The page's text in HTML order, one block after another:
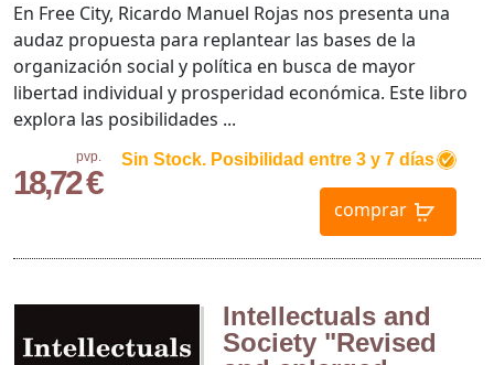
pvp.
18,72 €
Sin Stock. Posibilidad entre 3 y 7 días
comprar
En Free City, Ricardo Manuel Rojas nos presenta una
audaz propuesta para replantear las bases de la
organización social y política en busca de mayor
libertad individual y prosperidad económica. Este libro
explora las posibilidades ...
Intellectuals and
Society "Revised